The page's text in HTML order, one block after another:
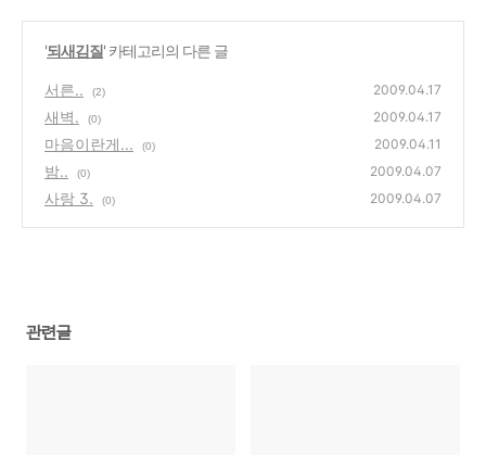
'되새김질' 카테고리의 다른 글
서른.. (2) 2009.04.17
새벽. (0) 2009.04.17
마음이란게... (0) 2009.04.11
밤.. (0) 2009.04.07
사랑 3. (0) 2009.04.07
관련글